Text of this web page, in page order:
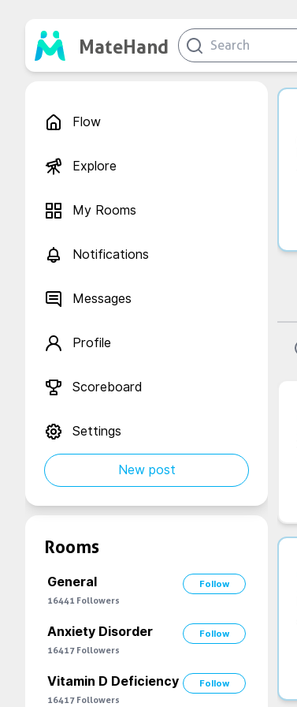
MateHand
Flow
Explore
My Rooms
Notifications
Messages
Profile
Scoreboard
Settings
New post
Rooms
General
Follow
16441 Followers
Anxiety Disorder
Follow
16417 Followers
Vitamin D Deficiency
Follow
16417 Followers